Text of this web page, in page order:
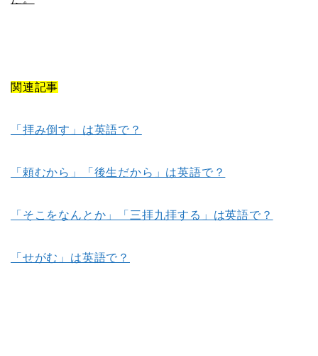
関連記事
「拝み倒す」は英語で？
「頼むから」「後生だから」は英語で？
「そこをなんとか」「三拝九拝する」は英語で？
「せがむ」は英語で？